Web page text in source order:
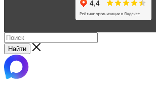
Найти